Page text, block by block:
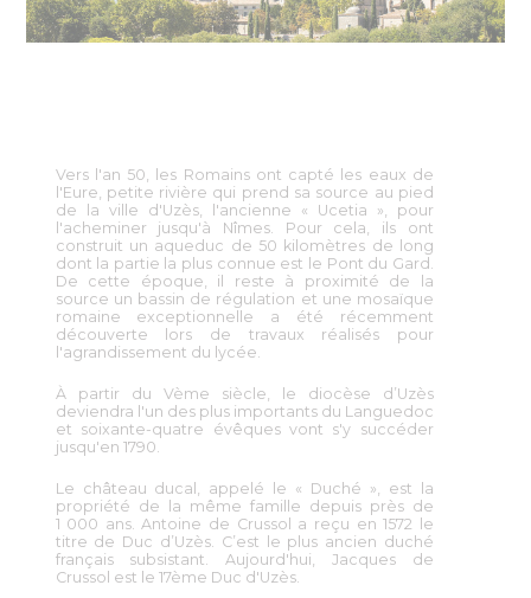
Vers l'an 50, les Romains ont capté les eaux de
l'Eure, petite rivière qui prend sa source au pied
de la ville d'Uzès, l'ancienne « Ucetia », pour
l'acheminer jusqu'à Nîmes. Pour cela, ils ont
construit un aqueduc de 50 kilomètres de long
dont la partie la plus connue est le Pont du Gard.
De cette époque, il reste à proximité de la
source un bassin de régulation et une mosaïque
romaine exceptionnelle a été récemment
découverte lors de travaux réalisés pour
l'agrandissement du lycée.
À partir du Vème siècle, le diocèse d’Uzès
deviendra l'un des plus importants du Languedoc
et soixante-quatre évêques vont s'y succéder
jusqu'en 1790.
Le château ducal, appelé le « Duché », est la
propriété de la même famille depuis près de
1 000 ans. Antoine de Crussol a reçu en 1572 le
titre de Duc d’Uzès. C’est le plus ancien duché
français subsistant. Aujourd'hui, Jacques de
Crussol est le 17ème Duc d'Uzès.